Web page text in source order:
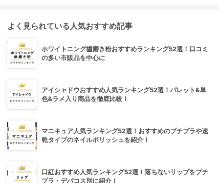
よく見られている人気おすすめ記事
ホワイトニング歯磨き粉おすすめランキング52選！口コミ
の多い市販品を中心に
アイシャドウおすすめ人気ランキング52選！パレット&単
色&ラメ入り商品を徹底比較！
マニキュア人気ランキング52選！おすすめのプチプラや速
乾タイプのネイルポリッシュを紹介！
口紅おすすめ人気ランキング52選！落ちないリップをプチ
プラ・デパコス別に紹介！